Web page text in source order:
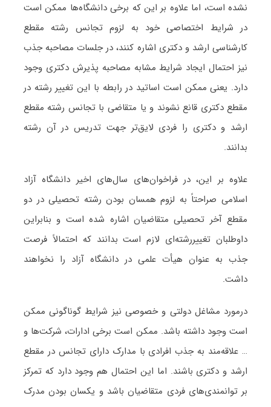
نشده است، اما علاوه بر این که برخی دانشگاه‏‌ها ممکن است
در شرایط اختصاصی خود به لزوم تجانس رشته مقطع
کارشناسی ارشد و دکتری اشاره کنند، در جلسات مصاحبه جذب
نیز احتمال ایجاد شرایط مشابه مصاحبه پذیرش دکتری وجود
دارد. یعنی ممکن است اساتید در رابطه با این تغییر رشته در
مقطع دکتری قانع نشوند و یا متقاضی با تجانس رشته مقطع
ارشد و دکتری را فردی لایق‌تر جهت تدریس در آن رشته
بدانند.
علاوه بر این، در فراخوان‌های سال‏‌های اخیر دانشگاه آزاد
اسلامی صراحتاً به لزوم همسان بودن رشته تحصیلی در دو
مقطع آخر تحصیلی متقاضیان اشاره شده است و بنابراین
داوطلبان تغییررشته‌ای لازم است بدانند که احتمالاً فرصت
جذب به عنوان هیأت علمی در دانشگاه آزاد را نخواهند
داشت.
درمورد مشاغل دولتی و خصوصی نیز شرایط گوناگونی ممکن
است وجود داشته باشد. ممکن است برخی ادارات، شرکت‌ها و
… علاقه‌مند به جذب افرادی با مدارک دارای تجانس در مقطع
ارشد و دکتری باشند. اما این احتمال هم وجود دارد که تمرکز
بر توانمندی‌های فردی متقاضیان باشد و یکسان بودن مدرک